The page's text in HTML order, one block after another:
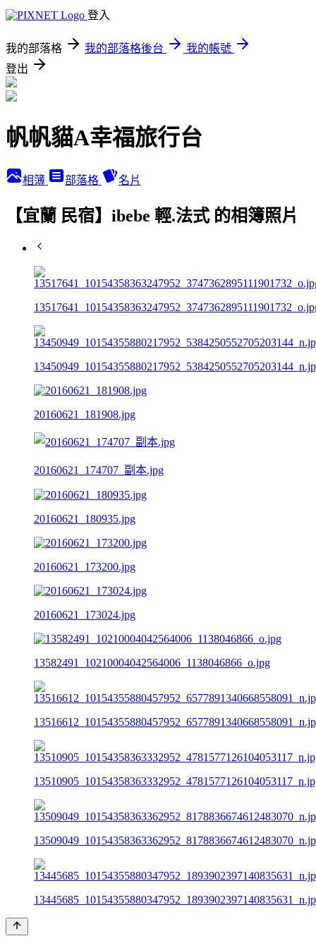
登入
我的部落格 我的部落格後台
我的帳號
登出
帆帆貓A幸福旅行台
相簿 部落格 名片
【宜蘭 民宿】ibebe 輕.法式 的相簿照片
20160621_181908.jpg
20160621_174707_副本.jpg
20160621_180935.jpg
20160621_173200.jpg
20160621_173024.jpg
13582491_10210004042564006_1138046866_o.jpg